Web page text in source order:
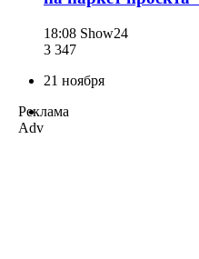
18:08 Show24
3 347
21 ноября
Реклама
Adv